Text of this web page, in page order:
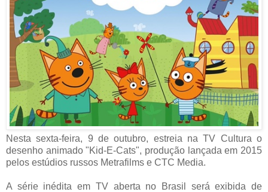
Nesta sexta-feira, 9 de outubro, estreia na TV Cultura o
desenho animado "Kid-E-Cats", produção lançada em 2015
pelos estúdios russos Metrafilms e CTC Media.
A série inédita em TV aberta no Brasil será exibida de